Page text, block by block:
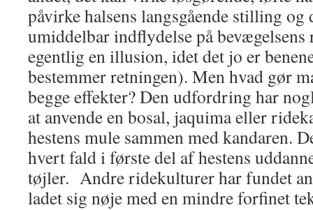
påvirke halsens langsgående stilling
umiddelbar indflydelse på
egentlig en illusion, idet det jo er
bestemmer retningen). Men hvad gør
begge effekter? Den udfordring har
at anvende en bosal, jaquima eller
hestens mule sammen med kandaren.
hvert fald i første del af hestens
tøjler. Andre ridekulturer har fundet
ladet sig nøje med en mindre forfinet